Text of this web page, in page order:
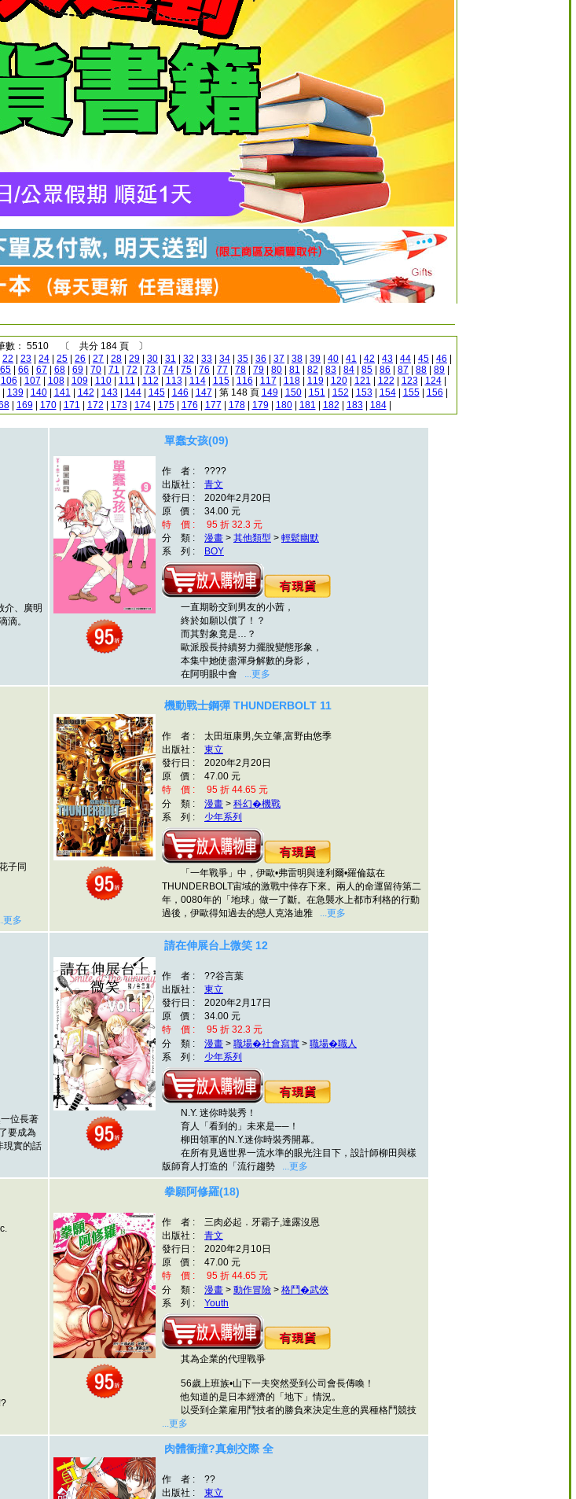
數： 5510 〔 共分 184 頁 〕
22 23 24 25 26 27 28 29 30 31 32 33 34 35 36 37 38 39 40 41 42 43 44 45 46
65 66 67 68 69 70 71 72 73 74 75 76 77 78 79 80 81 82 83 84 85 86 87 88 89
106 107 108| 109| 110| 111 112 113| 114| 115| 116 117 118| 119| 120| 121 122 123| 124|
| 139| 140| 141 142 143| 144| 145| 146 147 | 第 148 頁 149| 150| 151 152 153| 154| 155| 156
| 169| 170| 171 172 173| 174| 175| 176 177 178| 179| 180| 181 182 183| 184|
、廣明
滴。
單蠢女孩(09)
作 者 : ????
出版社 : 青文
發行日 : 2020年2月20日
原 價 : 34.00 元
特 價 : 95 折 32.3 元
分 類 : 漫畫 > 其他類型 > 輕鬆幽默
系 列 :
BOY
一直期盼交到男友的小茜，
終於如願以償了！？
而其對象竟是…？
歐派股長持續努力擺脫變態形象，
本集中她使盡渾身解數的身影，
在阿明眼中會 ...更多
子同
更多
機動戰士鋼彈 THUNDERBOLT 11
作 者 : 太田垣康男,矢立肇,富野由悠季
出版社 : 東立
發行日 : 2020年2月20日
原 價 : 47.00 元
特 價 : 95 折 44.65 元
分 類 : 漫畫 > 科幻�機戰
系 列 : 少年系列
「一年戰爭」中，伊歐•弗雷明與達利爾•羅倫茲在
THUNDERBOLT宙域的激戰中倖存下來。兩人的命運留待第二
年，0080年的「地球」做一了斷。在急襲水上都市利格的行動
過後，伊歐得知過去的戀人克洛迪雅 ...更多
位長著
要成為
現實的話
請在伸展台上微笑 12
作 者 : ??谷言葉
出版社 : 東立
發行日 : 2020年2月17日
原 價 : 34.00 元
特 價 : 95 折 32.3 元
分 類 : 漫畫 > 職場�社會寫實 > 職場�職人
系 列 : 少年系列
N.Y. 迷你時裝秀！
育人「看到的」未來是──！
柳田領軍的N.Y.迷你時裝秀開幕。
在所有見過世界一流水準的眼光注目下，設計師柳田與樣
版師育人打造的「流行趨勢 ...更多
拳願阿修羅(18)
作 者 : 三肉必起．牙霸子,達露沒恩
出版社 : 青文
發行日 : 2020年2月10日
原 價 : 47.00 元
特 價 : 95 折 44.65 元
分 類 : 漫畫 > 動作冒險 > 格鬥�武俠
系 列 : Youth
其為企業的代理戰爭
56歲上班族•山下一夫突然受到公司會長傳喚！
他知道的是日本經濟的「地下」情況。
以受到企業雇用鬥技者的勝負來決定生意的異種格鬥競技
...更多
肉體衝撞?真劍交際 全
作 者 : ??
出版社 : 東立